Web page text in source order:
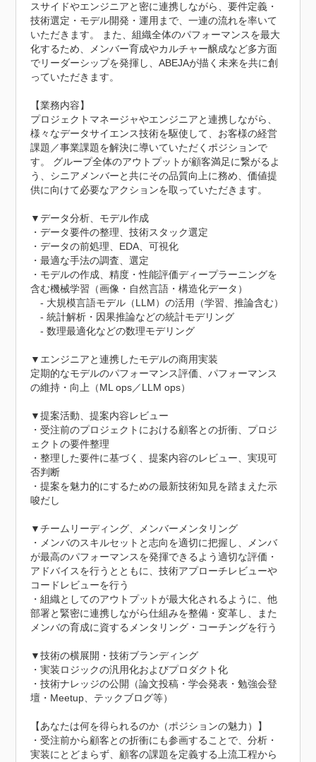
スサイドやエンジニアと密に連携しながら、要件定義・
技術選定・モデル開発・運用まで、一連の流れを率いて
いただきます。 また、組織全体のパフォーマンスを最大
化するため、メンバー育成やカルチャー醸成など多方面
でリーダーシップを発揮し、ABEJAが描く未来を共に創
っていただきます。
【業務内容】
プロジェクトマネージャやエンジニアと連携しながら、
様々なデータサイエンス技術を駆使して、お客様の経営
課題／事業課題を解決に導いていただくポジションで
す。 グループ全体のアウトプットが顧客満足に繋がるよ
う、シニアメンバーと共にその品質向上に務め、価値提
供に向けて必要なアクションを取っていただきます。
▼データ分析、モデル作成
・データ要件の整理、技術スタック選定
・データの前処理、EDA、可視化
・最適な手法の調査、選定
・モデルの作成、精度・性能評価ディープラーニングを
含む機械学習（画像・自然言語・構造化データ）
- 大規模言語モデル（LLM）の活用（学習、推論含む）
- 統計解析・因果推論などの統計モデリング
- 数理最適化などの数理モデリング
▼エンジニアと連携したモデルの商用実装
定期的なモデルのパフォーマンス評価、パフォーマンス
の維持・向上（ML ops／LLM ops）
▼提案活動、提案内容レビュー
・受注前のプロジェクトにおける顧客との折衝、プロジ
ェクトの要件整理
・整理した要件に基づく、提案内容のレビュー、実現可
否判断
・提案を魅力的にするための最新技術知見を踏まえた示
唆だし
▼チームリーディング、メンバーメンタリング
・メンバのスキルセットと志向を適切に把握し、メンバ
が最高のパフォーマンスを発揮できるよう適切な評価・
アドバイスを行うとともに、技術アプローチレビューや
コードレビューを行う
・組織としてのアウトプットが最大化されるように、他
部署と緊密に連携しながら仕組みを整備・変革し、また
メンバの育成に資するメンタリング・コーチングを行う
▼技術の横展開・技術ブランディング
・実装ロジックの汎用化およびプロダクト化
・技術ナレッジの公開（論文投稿・学会発表・勉強会登
壇・Meetup、テックブログ等）
【あなたは何を得られるのか（ポジションの魅力）】
・受注前から顧客との折衝にも参画することで、分析・
実装にとどまらず、顧客の課題を定義する上流工程から